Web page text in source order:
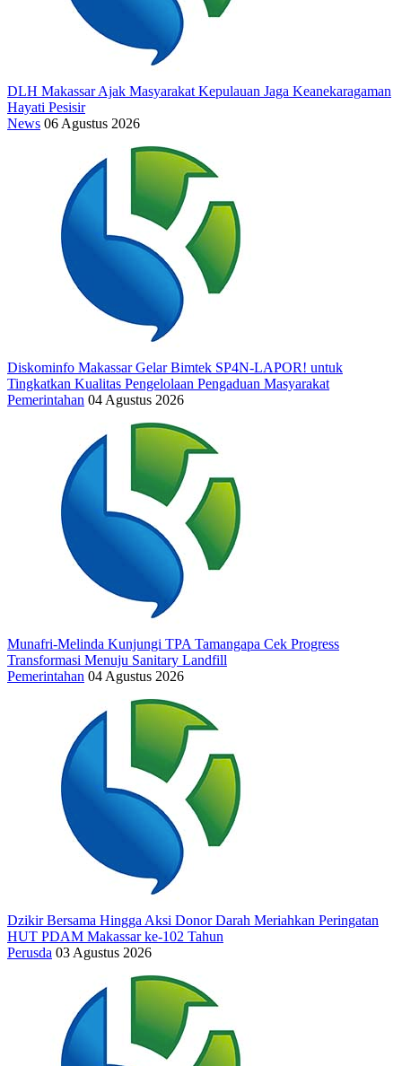
DLH Makassar Ajak Masyarakat Kepulauan Jaga Keanekaragaman
Hayati Pesisir
News 06 Agustus 2026
Diskominfo Makassar Gelar Bimtek SP4N-LAPOR! untuk
Tingkatkan Kualitas Pengelolaan Pengaduan Masyarakat
Pemerintahan 04 Agustus 2026
Munafri-Melinda Kunjungi TPA Tamangapa Cek Progress
Transformasi Menuju Sanitary Landfill
Pemerintahan 04 Agustus 2026
Dzikir Bersama Hingga Aksi Donor Darah Meriahkan Peringatan
HUT PDAM Makassar ke-102 Tahun
Perusda 03 Agustus 2026